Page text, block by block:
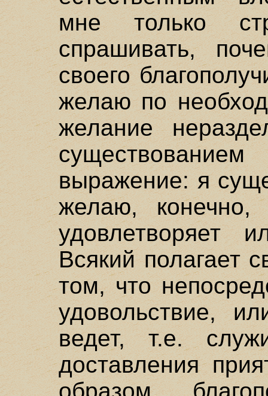
мне только
спрашивать,
своего
желаю по
желание
выражение: я
желаю,
удовлетворяет
Всякий полагает
том, что
удовольствие,
ведет, т.е.
доставления